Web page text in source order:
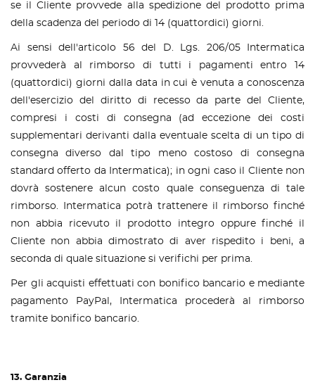
se il Cliente provvede alla spedizione del prodotto prima
della scadenza del periodo di 14 (quattordici) giorni.
Ai sensi dell'articolo 56 del D. Lgs. 206/05 Intermatica
provvederà al rimborso di tutti i pagamenti entro 14
(quattordici) giorni dalla data in cui è venuta a conoscenza
dell'esercizio del diritto di recesso da parte del Cliente,
compresi i costi di consegna (ad eccezione dei costi
supplementari derivanti dalla eventuale scelta di un tipo di
consegna diverso dal tipo meno costoso di consegna
standard offerto da Intermatica); in ogni caso il Cliente non
dovrà sostenere alcun costo quale conseguenza di tale
rimborso. Intermatica potrà trattenere il rimborso finché
non abbia ricevuto il prodotto integro oppure finché il
Cliente non abbia dimostrato di aver rispedito i beni, a
seconda di quale situazione si verifichi per prima.
Per gli acquisti effettuati con bonifico bancario e mediante
pagamento PayPal, Intermatica procederà al rimborso
tramite bonifico bancario.
13. Garanzia